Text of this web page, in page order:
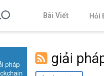
Bài Viết Hỏi
giải